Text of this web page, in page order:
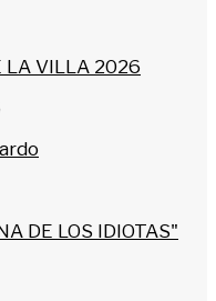
LA VILLA 2026
DE LOS IDIOTAS"